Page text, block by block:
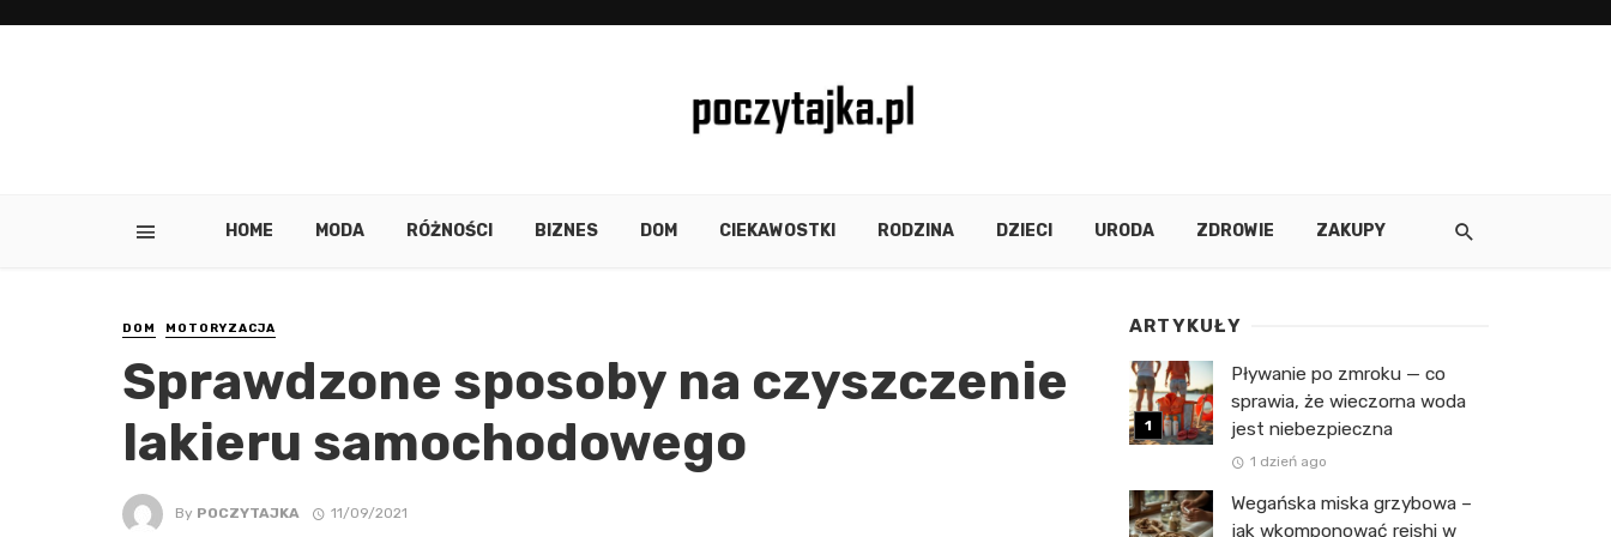
HOME MODA RÓŻNOŚCI BIZNES DOM CIEKAWOSTKI RODZINA DZIECI URODA ZDROWIE ZAKUPY
DOM MOTORYZACJA
Sprawdzone sposoby na czyszczenie
lakieru samochodowego
By POCZYTAJKA 11/09/2021
ARTYKUŁY
Pływanie po zmroku — co
sprawia, że wieczorna woda
jest niebezpieczna
1 dzień ago
Wegańska miska grzybowa –
jak wkomponować reishi w